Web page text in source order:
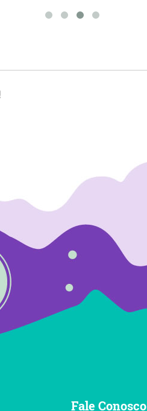
Fale Conosco